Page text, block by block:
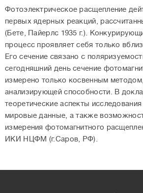
Фотоэлектрическое расщепление
первых ядерных реакций,
(Бете, Пайерлс 1935 г.).
процесс проявляет себя только
Его сечение связано с
сегодняшний день сечение
измерено только косвенным
анализирующей способности. В
теоретические аспекты
мировые данные, а также
измерения фотомагнитного
ИКИ НЦФМ (г.Саров, РФ).